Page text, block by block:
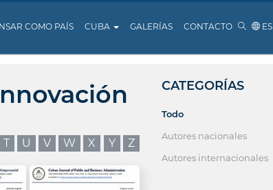
COMO PAÍS CUBA GALERÍAS CONTACTO ES
T U V W X Y Z
CATEGORÍAS
Todo
Autores nacionales
Autores internacionales